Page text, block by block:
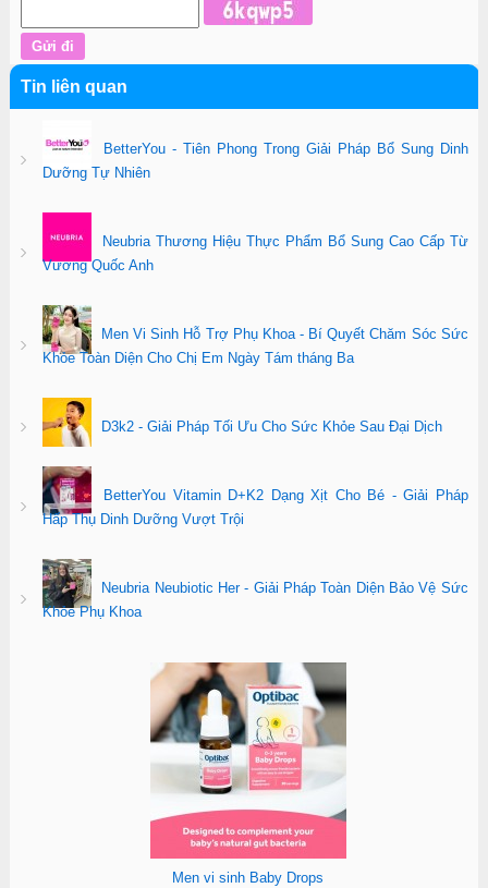
Tin liên quan
BetterYou - Tiên Phong Trong Giải Pháp Bổ Sung Dinh
Dưỡng Tự Nhiên
Neubria Thương Hiệu Thực Phẩm Bổ Sung Cao Cấp Từ
Vương Quốc Anh
Men Vi Sinh Hỗ Trợ Phụ Khoa - Bí Quyết Chăm Sóc Sức
Khỏe Toàn Diện Cho Chị Em Ngày Tám tháng Ba
D3k2 - Giải Pháp Tối Ưu Cho Sức Khỏe Sau Đại Dịch
BetterYou Vitamin D+K2 Dạng Xịt Cho Bé - Giải Pháp
Hấp Thụ Dinh Dưỡng Vượt Trội
Neubria Neubiotic Her - Giải Pháp Toàn Diện Bảo Vệ Sức
Khỏe Phụ Khoa
Men vi sinh Baby Drops